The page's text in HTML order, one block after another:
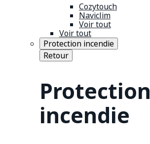
Cozytouch
Naviclim
Voir tout
Voir tout
Protection incendie
Retour
Protection
incendie